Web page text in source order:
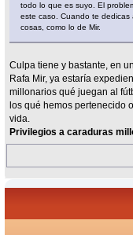
todo lo que es suyo. El
este caso. Cuando te
cosas, como lo de Mir.
Culpa tiene y bastante, en
Rafa Mir, ya estaría
millonarios qué juegan al
los qué hemos pertenecido
vida.
Privilegios a caraduras